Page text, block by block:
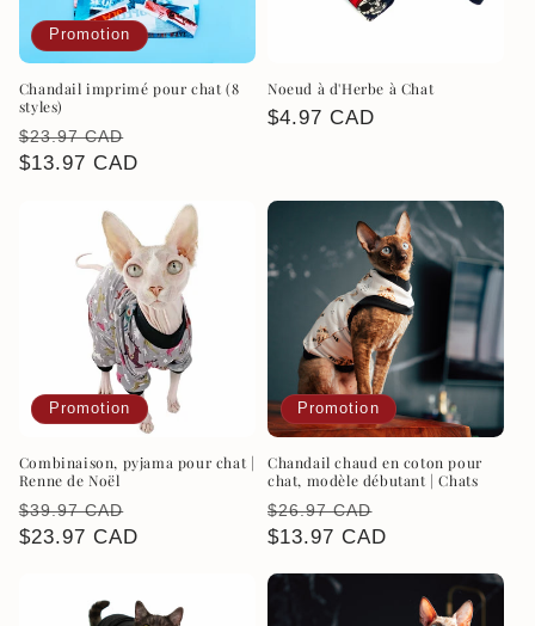
Promotion
Chandail imprimé pour chat (8
styles)
Prix
habituel
$23.97 CAD
promotionnel
$13.97 CAD
Noeud à d'Herbe à Chat
Prix
$4.97 CAD
Promotion
Combinaison, pyjama pour chat |
Renne de Noël
Prix
habituel
$39.97 CAD
promotionnel
$23.97 CAD
Promotion
Chandail chaud en coton pour
chat, modèle débutant | Chats
Prix
habituel
$26.97 CAD
promotionnel
$13.97 CAD